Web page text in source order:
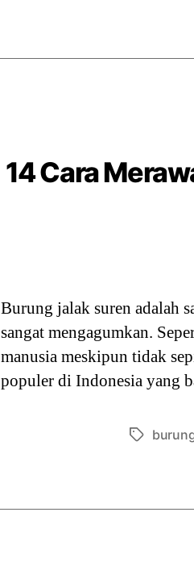
14 Cara
Burung jalak suren adalah
sangat mengagumkan.
manusia meskipun tidak
populer di Indonesia yang
Tags